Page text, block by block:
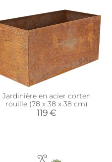
Jardinière en acier corten
rouille (78 x 38 x 38 cm)
119 €